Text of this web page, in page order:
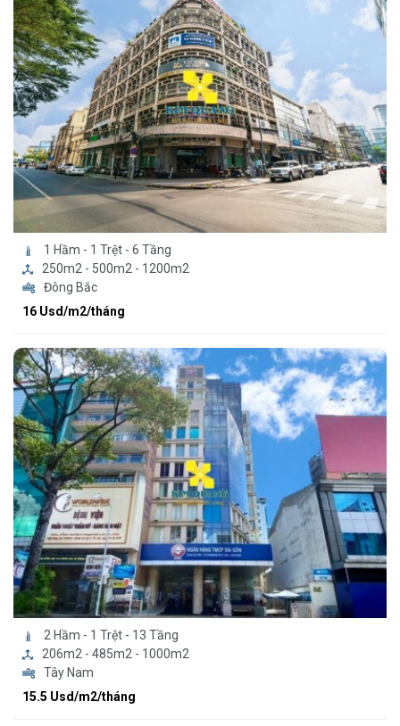
1 Hầm - 1 Trệt - 6 Tầng
250m2 - 500m2 - 1200m2
Đông Bắc
16 Usd/m2/tháng
2 Hầm - 1 Trệt - 13 Tầng
206m2 - 485m2 - 1000m2
Tây Nam
15.5 Usd/m2/tháng